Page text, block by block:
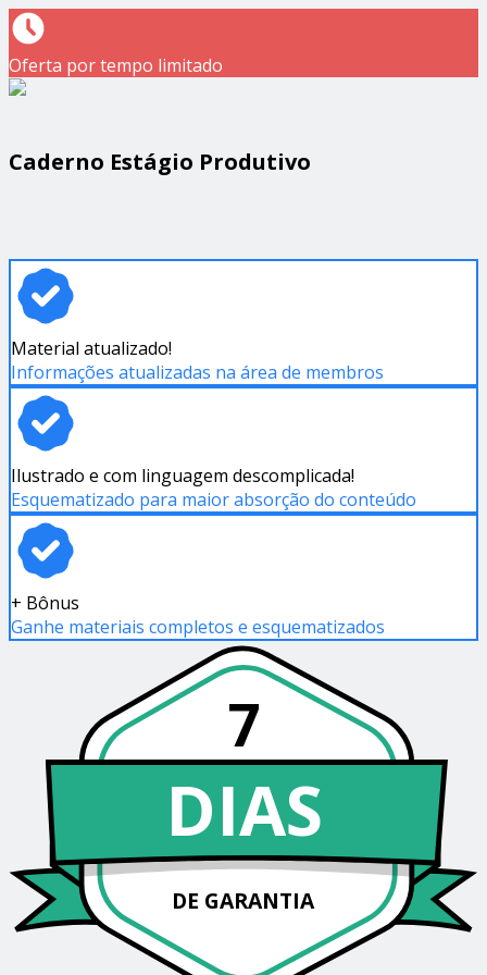
Oferta por tempo limitado
Caderno Estágio Produtivo
Material atualizado!
Informações atualizadas na área de membros
Ilustrado e com linguagem descomplicada!
Esquematizado para maior absorção do conteúdo
+ Bônus
Ganhe materiais completos e esquematizados
7
DIAS
DE GARANTIA